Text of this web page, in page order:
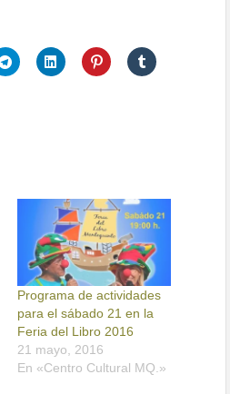
Programa de actividades
para el sábado 21 en la
Feria del Libro 2016
21 mayo, 2016
En «Centro Cultural MQ.»